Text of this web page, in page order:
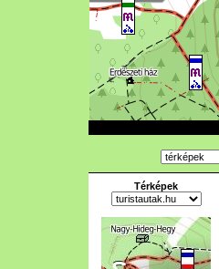
Térképek